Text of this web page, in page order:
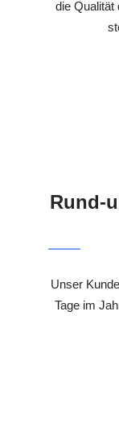
die Qualität
Rund-
Unser
Tage im